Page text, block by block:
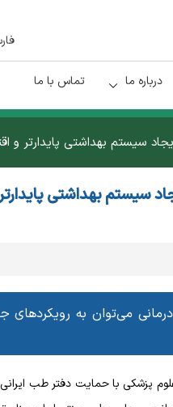
درباره ما تماس با ما
سیستم بهداشتی پایدارتر و
سیستم بهداشتی
می‌توان به رویکردهای
پزشکی با حمایت دفتر طب